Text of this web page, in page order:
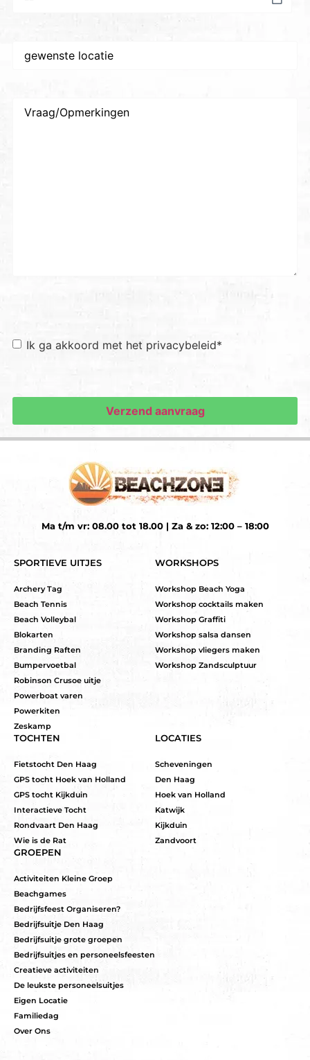
plaats/locatie*
Toestemming*
Ik ga akkoord met het privacybeleid*
Ma t/m vr: 08.00 tot 18.00 | Za & zo: 12:00 – 18:00
SPORTIEVE UITJES
Archery Tag
Beach Tennis
Beach Volleybal
Blokarten
Branding Raften
Bumpervoetbal
Robinson Crusoe uitje
Powerboat varen
Powerkiten
Zeskamp
WORKSHOPS
Workshop Beach Yoga
Workshop cocktails maken
Workshop Graffiti
Workshop salsa dansen
Workshop vliegers maken
Workshop Zandsculptuur
TOCHTEN
Fietstocht Den Haag
GPS tocht Hoek van Holland
GPS tocht Kijkduin
Interactieve Tocht
Rondvaart Den Haag
Wie is de Rat
LOCATIES
Scheveningen
Den Haag
Hoek van Holland
Katwijk
Kijkduin
Zandvoort
GROEPEN
Activiteiten Kleine Groep
Beachgames
Bedrijfsfeest Organiseren?
Bedrijfsuitje Den Haag
Bedrijfsuitje grote groepen
Bedrijfsuitjes en personeelsfeesten
Creatieve activiteiten
De leukste personeelsuitjes
Eigen Locatie
Familiedag
Over Ons